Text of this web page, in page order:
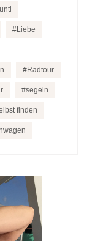
Liebe
Radtour
segeln
finden